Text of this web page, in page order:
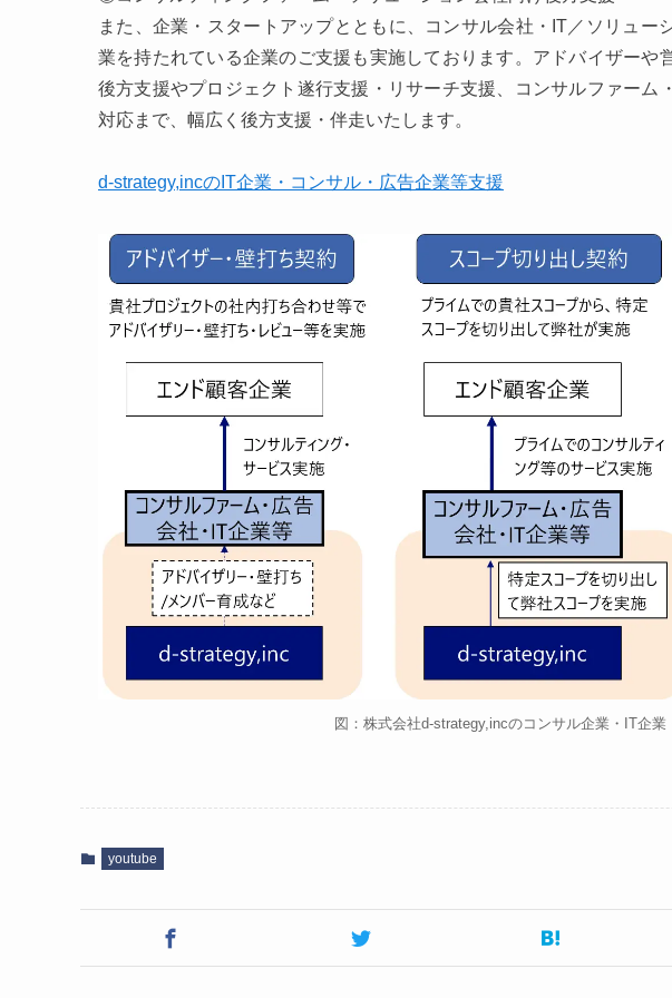
また、企業・スタートアップとともに、コンサル会社・IT／ソリュー
業を持たれている企業のご支援も実施しております。アドバイザーや
後方支援やプロジェクト遂行支援・リサーチ支援、コンサルファーム
対応まで、幅広く後方支援・伴走いたします。
d-strategy,incのIT企業・コンサル・広告企業等支援
図：株式会社d-strategy,incのコンサル企業・IT企業
youtube